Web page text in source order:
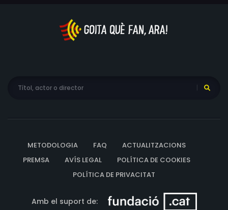
METODOLOGIA FAQ
ACTUALITZACIONS
PREMSA
AVÍS LEGAL
POLÍTICA DE COOKIES
POLÍTICA DE PRIVACITAT
Amb el suport de: